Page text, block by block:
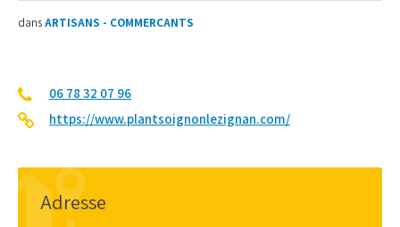
dansARTISANS - COMMERÇANTS
06 78 32 07 96
https://www.plantsoignonlezignan.com/
Adresse